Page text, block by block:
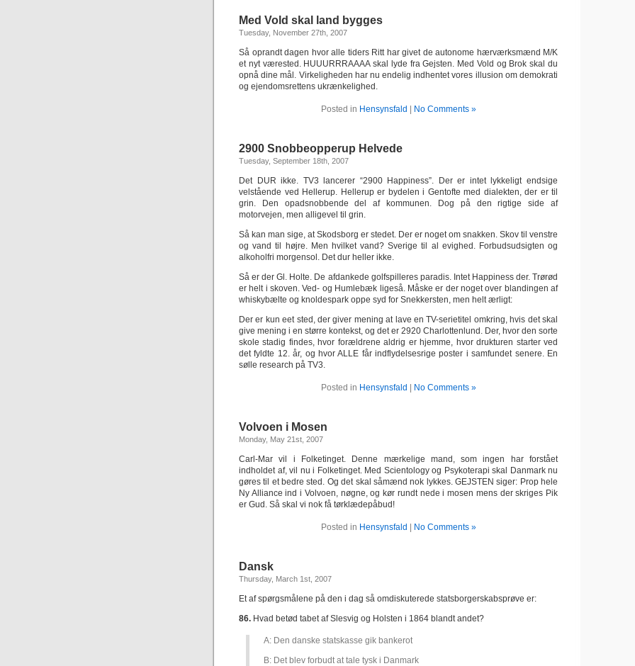
Med Vold skal land bygges
Tuesday, November 27th, 2007
Så oprandt dagen hvor alle tiders Ritt har givet de autonome hærværksmænd M/K
et nyt værested. HUUURRRAAAA skal lyde fra Gejsten. Med Vold og Brok skal du
opnå dine mål. Virkeligheden har nu endelig indhentet vores illusion om demokrati
og ejendomsrettens ukrænkelighed.
Posted in Hensynsfald No Comments »
2900 Snobbeopperup Helvede
Tuesday, September 18th, 2007
Det DUR ikke. TV3 lancerer “2900 Happiness”. Der er intet lykkeligt endsige
velstående ved Hellerup. Hellerup er bydelen i Gentofte med dialekten, der er til
grin. Den opadsnobbende del af kommunen. Dog på den rigtige side af
motorvejen, men alligevel til grin.
Så kan man sige, at Skodsborg er stedet. Der er noget om snakken. Skov til venstre
og vand til højre. Men hvilket vand? Sverige til al evighed. Forbudsudsigten og
alkoholfri morgensol. Det dur heller ikke.
Så er der Gl. Holte. De afdankede golfspilleres paradis. Intet Happiness der. Trørød
er helt i skoven. Ved- og Humlebæk ligeså. Måske er der noget over blandingen af
whiskybælte og knoldespark oppe syd for Snekkersten, men helt ærligt:
Der er kun eet sted, der giver mening at lave en TV-serietitel omkring, hvis det skal
give mening i en større kontekst, og det er 2920 Charlottenlund. Der, hvor den sorte
skole stadig findes, hvor forældrene aldrig er hjemme, hvor drukturen starter ved
det fyldte 12. år, og hvor ALLE får indflydelsesrige poster i samfundet senere. En
sølle research på TV3.
Posted in Hensynsfald No Comments »
Volvoen i Mosen
Monday, May 21st, 2007
Carl-Mar vil i Folketinget. Denne mærkelige mand, som ingen har forstået
indholdet af, vil nu i Folketinget. Med Scientology og Psykoterapi skal Danmark nu
gøres til et bedre sted. Og det skal såmænd nok lykkes. GEJSTEN siger: Prop hele
Ny Alliance ind i Volvoen, nøgne, og kør rundt nede i mosen mens der skriges Pik
er Gud. Så skal vi nok få tørklædepåbud!
Posted in Hensynsfald No Comments »
Dansk
Thursday, March 1st, 2007
Et af spørgsmålene på den i dag så omdiskuterede statsborgerskabsprøve er:
86. Hvad betød tabet af Slesvig og Holsten i 1864 blandt andet?
A: Den danske statskasse gik bankerot
B: Det blev forbudt at tale tysk i Danmark